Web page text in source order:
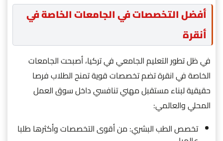
أفضل التخصصات في الجامعات الخاصة في
أنقرة
في ظل تطور التعليم الجامعي في تركيا، أصبحت الجامعات
الخاصة في انقرة تضم تخصصات قوية تمنح الطلاب فرصا
حقيقية لبناء مستقبل مهني تنافسي داخل سوق العمل
المحلي والعالمي:
تخصص الطب البشري: من أقوى التخصصات وأكثرها طلبا